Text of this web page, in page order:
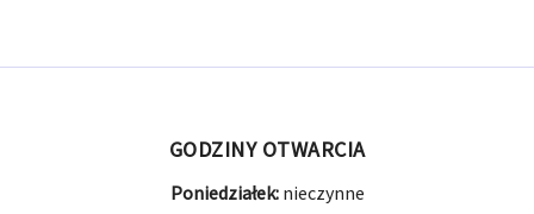
GODZINY OTWARCIA
Poniedziałek:nieczynne